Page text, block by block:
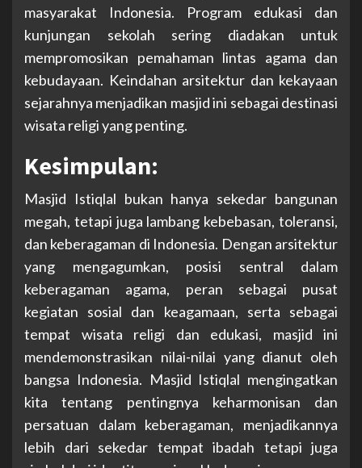
masyarakat Indonesia. Program edukasi dan
kunjungan sekolah sering diadakan untuk
mempromosikan pemahaman lintas agama dan
kebudayaan. Keindahan arsitektur dan kekayaan
sejarahnya menjadikan masjid ini sebagai destinasi
wisata religi yang penting.
Kesimpulan:
Masjid Istiqlal bukan hanya sekedar bangunan
megah, tetapi juga lambang kebebasan, toleransi,
dan keberagaman di Indonesia. Dengan arsitektur
yang mengagumkan, posisi sentral dalam
keberagaman agama, peran sebagai pusat
kegiatan sosial dan keagamaan, serta sebagai
tempat wisata religi dan edukasi, masjid ini
mendemonstrasikan nilai-nilai yang dianut oleh
bangsa Indonesia. Masjid Istiqlal mengingatkan
kita tentang pentingnya keharmonisan dan
persatuan dalam keberagaman, menjadikannya
lebih dari sekedar tempat ibadah tetapi juga